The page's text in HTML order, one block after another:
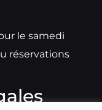
le samedi
réservations